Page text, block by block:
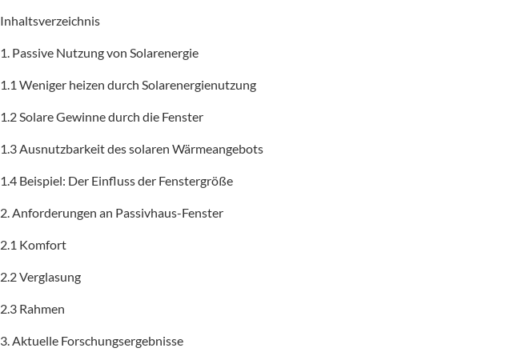
Inhaltsverzeichnis
1. Passive Nutzung von Solarenergie
1.1 Weniger heizen durch Solarenergienutzung
1.2 Solare Gewinne durch die Fenster
1.3 Ausnutzbarkeit des solaren Wärmeangebots
1.4 Beispiel: Der Einfluss der Fenstergröße
2. Anforderungen an Passivhaus-Fenster
2.1 Komfort
2.2 Verglasung
2.3 Rahmen
3. Aktuelle Forschungsergebnisse